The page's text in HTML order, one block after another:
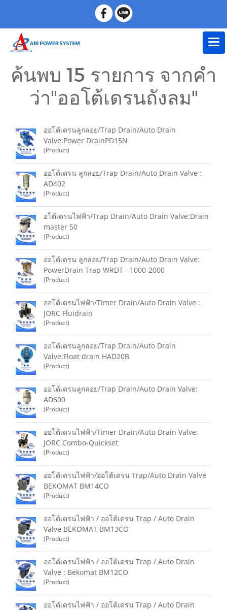
ค้นพบ 15 รายการ จากคำ
ว่า"ออโต้เดรนถังลม"
ออโต้เดรนลูกลอย/Trap Drain/Auto Drain
Valve:Power DrainPD15N
(Product)
ออโต้เดรน ลูกลอย/Trap Drain/Auto Drain Valve :
AD402
(Product)
อโต้เดรนไฟฟ้า/Trap Drain/Auto Drain Valve:Drain
master 50
(Product)
ออโต้เดรน ลูกลอย/Trap Drain/Auto Drain Valve:
PowerDrain Trap WRDT - 1000-2000
(Product)
ออโต้เดรนไฟฟ้า/Timer Drain/Auto Drain Valve :
JORC Fluidrain
(Product)
ออโต้เดรนลูกลอย/Trap Drain/Auto Drain
Valve:Float drain HAD20B
(Product)
ออโต้เดรนลูกลอย/Trap Drain/Auto Drain Valve:
AD600
(Product)
ออโต้เดรนไฟฟ้า/Timer Drain/Auto Drain Valve:
JORC Combo-Quickset
(Product)
ออโต้เดรนไฟฟ้า/ออโต้เดรน Trap/Auto Drain Valve
BEKOMAT BM14CO
(Product)
ออโต้เดรนไฟฟ้า / ออโต้เดรน Trap / Auto Drain
Valve BEKOMAT BM13CO
(Product)
ออโต้เดรนไฟฟ้า / ออโต้เดรน Trap / Auto Drain
Valve : Bekomat BM12CO
(Product)
ออโต้เดรนไฟฟ้า / ออโต้เดรน Trap / Auto Drain